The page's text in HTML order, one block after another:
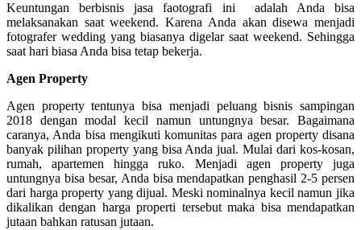
Keuntungan berbisnis jasa faotografi ini adalah Anda bisa
melaksanakan saat weekend. Karena Anda akan disewa menjadi
fotografer wedding yang biasanya digelar saat weekend. Sehingga
saat hari biasa Anda bisa tetap bekerja.
Agen Property
Agen property tentunya bisa menjadi peluang bisnis sampingan
2018 dengan modal kecil namun untungnya besar. Bagaimana
caranya, Anda bisa mengikuti komunitas para agen property disana
banyak pilihan property yang bisa Anda jual. Mulai dari kos-kosan,
rumah, apartemen hingga ruko. Menjadi agen property juga
untungnya bisa besar, Anda bisa mendapatkan penghasil 2-5 persen
dari harga property yang dijual. Meski nominalnya kecil namun jika
dikalikan dengan harga properti tersebut maka bisa mendapatkan
jutaan bahkan ratusan jutaan.